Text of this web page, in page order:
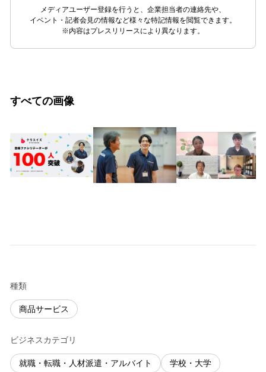
メディアユーザー登録を行うと、企業担当者の連絡先や、
イベント・記者会見の情報など様々な特記情報を閲覧できます。
※内容はプレスリリースにより異なります。
すべての画像
種類
商品サービス
ビジネスカテゴリ
就職・転職・人材派遣・アルバイト 学校・大学